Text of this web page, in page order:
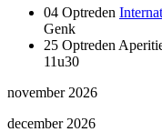
04 Optreden
Genk
25 Optreden
11u30
november 2026
december 2026